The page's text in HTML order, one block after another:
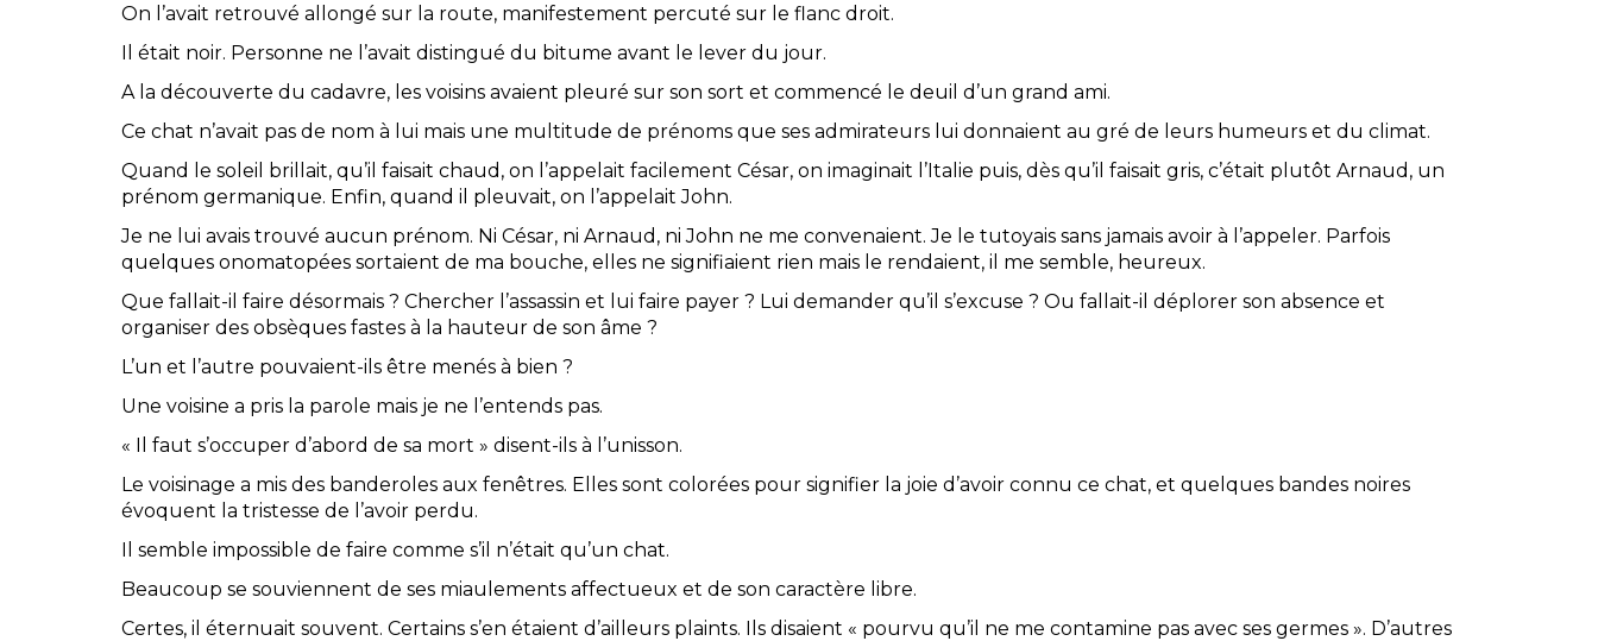
On l’avait retrouvé allongé sur la route, manifestement percuté sur le flanc droit.
Il était noir. Personne ne l’avait distingué du bitume avant le lever du jour.
A la découverte du cadavre, les voisins avaient pleuré sur son sort et commencé le deuil d’un grand ami.
Ce chat n’avait pas de nom à lui mais une multitude de prénoms que ses admirateurs lui donnaient au gré de leurs humeurs et du climat.
Quand le soleil brillait, qu’il faisait chaud, on l’appelait facilement César, on imaginait l’Italie puis, dès qu’il faisait gris, c’était plutôt Arnaud, un
prénom germanique. Enfin, quand il pleuvait, on l’appelait John.
Je ne lui avais trouvé aucun prénom. Ni César, ni Arnaud, ni John ne me convenaient. Je le tutoyais sans jamais avoir à l’appeler. Parfois
quelques onomatopées sortaient de ma bouche, elles ne signifiaient rien mais le rendaient, il me semble, heureux.
Que fallait-il faire désormais ? Chercher l’assassin et lui faire payer ? Lui demander qu’il s’excuse ? Ou fallait-il déplorer son absence et
organiser des obsèques fastes à la hauteur de son âme ?
L’un et l’autre pouvaient-ils être menés à bien ?
Une voisine a pris la parole mais je ne l’entends pas.
« Il faut s’occuper d’abord de sa mort » disent-ils à l’unisson.
Le voisinage a mis des banderoles aux fenêtres. Elles sont colorées pour signifier la joie d’avoir connu ce chat, et quelques bandes noires
évoquent la tristesse de l’avoir perdu.
Il semble impossible de faire comme s’il n’était qu’un chat.
Beaucoup se souviennent de ses miaulements affectueux et de son caractère libre.
Certes, il éternuait souvent. Certains s’en étaient d’ailleurs plaints. Ils disaient « pourvu qu’il ne me contamine pas avec ses germes ». D’autres